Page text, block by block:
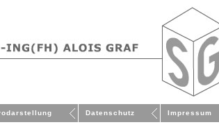
Datenschutz Impressum